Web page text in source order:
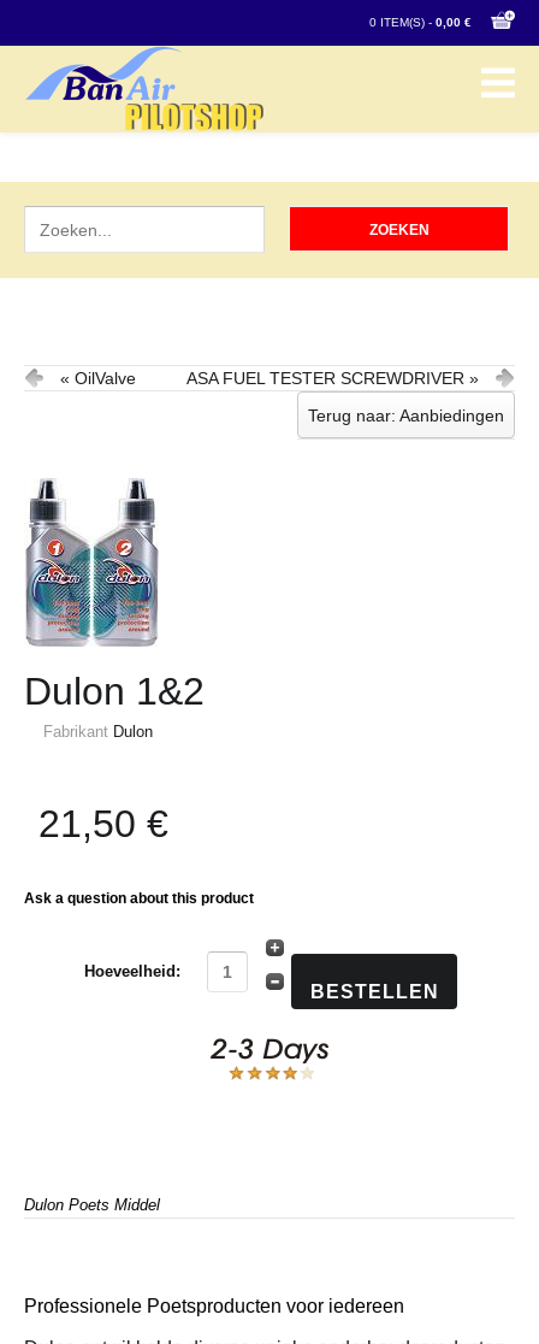
0 ITEM(S) - 0,00 €
« OilValve
ASA FUEL TESTER SCREWDRIVER »
Terug naar: Aanbiedingen
Dulon 1&2
Fabrikant Dulon
21,50 €
Ask a question about this product
Hoeveelheid:
Dulon Poets Middel
Professionele Poetsproducten voor iedereen